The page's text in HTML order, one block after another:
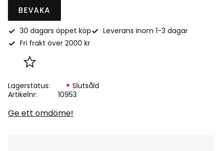
Lägg till i favoriter
BEVAKA
30 dagars öppet köp
Leverans inom 1-3 dagar
Fri frakt över 2000 kr
Lagerstatus
Slutsåld
Artikelnr
10953
Ge ett omdöme!